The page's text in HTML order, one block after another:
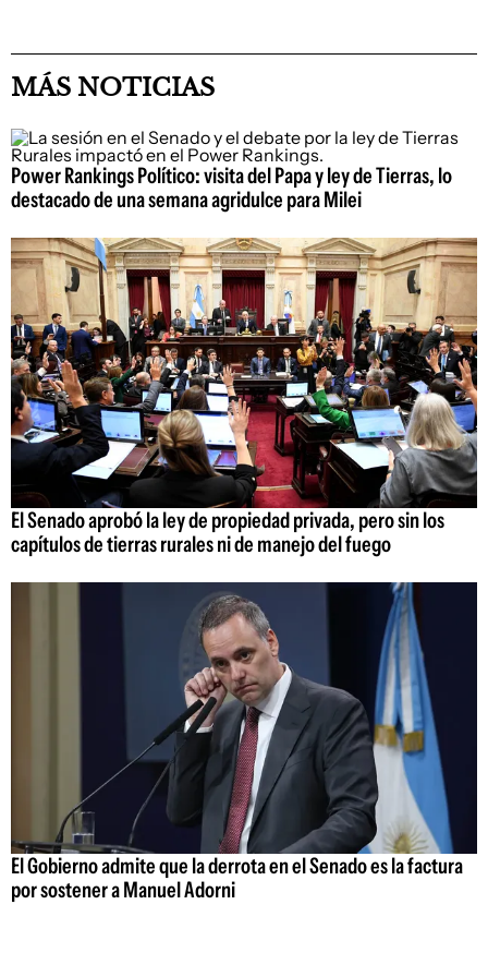
MÁS NOTICIAS
Power Rankings Político: visita del Papa y ley de Tierras, lo
destacado de una semana agridulce para Milei
El Senado aprobó la ley de propiedad privada, pero sin los
capítulos de tierras rurales ni de manejo del fuego
El Gobierno admite que la derrota en el Senado es la factura
por sostener a Manuel Adorni